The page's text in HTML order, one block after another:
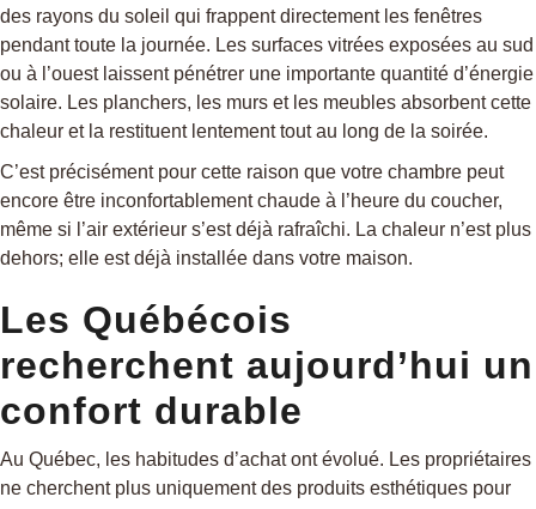
des rayons du soleil qui frappent directement les fenêtres
pendant toute la journée. Les surfaces vitrées exposées au sud
ou à l’ouest laissent pénétrer une importante quantité d’énergie
solaire. Les planchers, les murs et les meubles absorbent cette
chaleur et la restituent lentement tout au long de la soirée.
C’est précisément pour cette raison que votre chambre peut
encore être inconfortablement chaude à l’heure du coucher,
même si l’air extérieur s’est déjà rafraîchi. La chaleur n’est plus
dehors; elle est déjà installée dans votre maison.
Les Québécois
recherchent aujourd’hui un
confort durable
Au Québec, les habitudes d’achat ont évolué. Les propriétaires
ne cherchent plus uniquement des produits esthétiques pour